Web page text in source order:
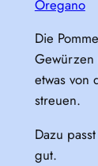
Oregano
Die
Gewürzen
etwas von
streuen.
Dazu
gut.